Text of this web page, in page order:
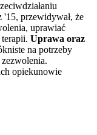
przewidywał, że
uprawiać
Uprawa oraz
na potrzeby
opiekunowie